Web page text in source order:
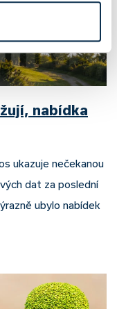
nabídka
ukazuje nečekanou
dat za poslední
ubylo nabídek